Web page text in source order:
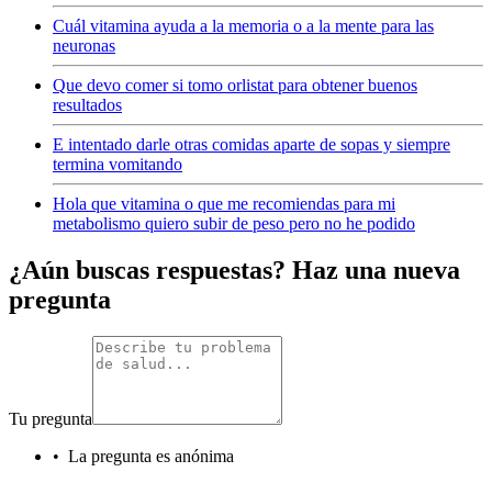
Cuál vitamina ayuda a la memoria o a la mente para las
neuronas
Que devo comer si tomo orlistat para obtener buenos
resultados
E intentado darle otras comidas aparte de sopas y siempre
termina vomitando
Hola que vitamina o que me recomiendas para mi
metabolismo quiero subir de peso pero no he podido
¿Aún buscas respuestas? Haz una nueva
pregunta
Tu pregunta
• La pregunta es anónima